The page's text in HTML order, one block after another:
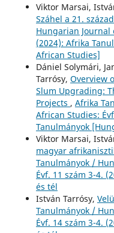
Viktor Marsai,
Száhel a 21.
Hungarian Journal
(2024): Afrika
African Studies]
Dániel Solymári,
Tarrósy, Overview
Slum Upgrading:
Projects , Afrika
African Studies:
Tanulmányok
Viktor Marsai,
magyar
Tanulmányok /
Évf. 11 szám 3-4.
és tél
István Tarrósy,
Tanulmányok /
Évf. 14 szám 3-4.